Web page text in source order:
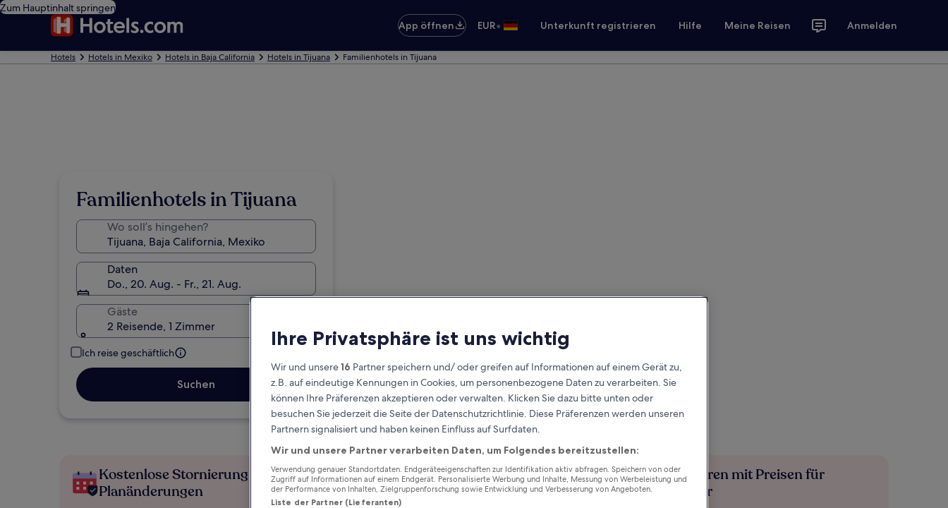
Zum Hauptinhalt springen
App öffnen
EUR• Unterkunft registrieren Hilfe Meine Reisen Anmelden
Hotels Hotels in Mexiko Hotels in Baja California Hotels in Tijuana Familienhotels in Tijuana
Familienhotels in Tijuana
Wo soll’s hingehen?
Daten
Do., 20. Aug. - Fr., 21. Aug.
Gäste
2 Reisende, 1 Zimmer
Ich reise geschäftlich
Suchen
Kostenlose Stornierung bei
Planänderungen
Verdiene Prämien für jede
wahrgenommene Übernachtung
Mehr sparen mit Preisen für
Mitglieder
Ihre Privatsphäre ist uns wichtig
Wir und unsere16 Partner speichern und/ oder greifen auf Informationen auf einem Gerät zu,
z.B. auf eindeutige Kennungen in Cookies, um personenbezogene Daten zu verarbeiten. Sie
können Ihre Präferenzen akzeptieren oder verwalten. Klicken Sie dazu bitte unten oder
besuchen Sie jederzeit die Seite der Datenschutzrichtlinie. Diese Präferenzen werden unseren
Partnern signalisiert und haben keinen Einfluss auf Surfdaten.
Wir und unsere Partner verarbeiten Daten, um Folgendes bereitzustellen:
Verwendung genauer Standortdaten. Endgeräteeigenschaften zur Identifikation aktiv abfragen. Speichern von oder
Zugriff auf Informationen auf einem Endgerät. Personalisierte Werbung und Inhalte, Messung von Werbeleistung und
der Performance von Inhalten, Zielgruppenforschung sowie Entwicklung und Verbesserung von Angeboten.
Liste der Partner (Lieferanten)